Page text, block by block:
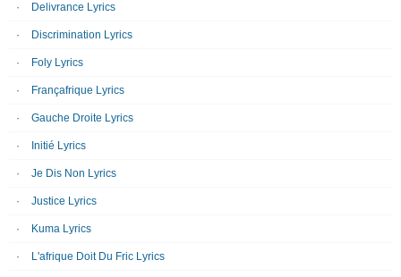
Delivrance Lyrics
Discrimination Lyrics
Foly Lyrics
Françafrique Lyrics
Gauche Droite Lyrics
Initié Lyrics
Je Dis Non Lyrics
Justice Lyrics
Kuma Lyrics
L'afrique Doit Du Fric Lyrics